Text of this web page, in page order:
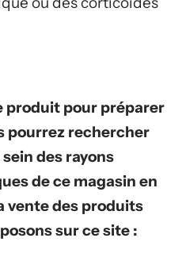
produit pour préparer
pourrez rechercher
des rayons
de ce magasin en
vente des produits
sur ce site :